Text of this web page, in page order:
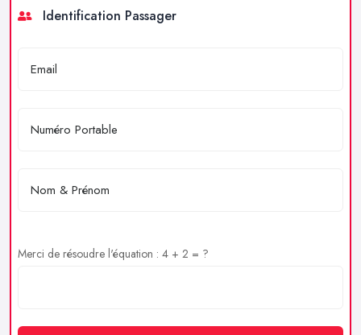
Identification Passager
Merci de résoudre l'équation : 4 + 2 = ?